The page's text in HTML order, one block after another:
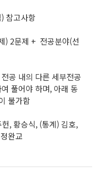
참고사항
) 2문제 + 전공분야(선
공 내의 다른 세부전공
풀어야 하며, 아래 동
불가함
, 황승식, (통계) 김호,
완교